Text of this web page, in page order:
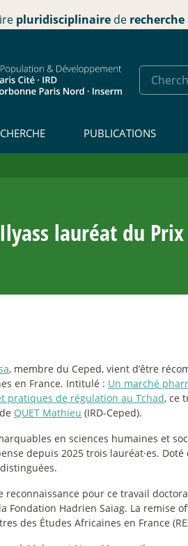
pluridisciplinaire de recherche
PUBLICATIONS
lauréat du
, membre du Ceped, vient d’être
en France. Intitulé : Un marché
pratiques de régulation au Tchad, ce
QUET Mathieu (IRD-Ceped).
en sciences humaines et
depuis 2025 trois lauréat·es. Doté
reconnaissance pour ce travail
Fondation Hadrien Saiag. La remise
des Études Africaines en France